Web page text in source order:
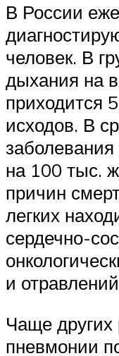
В России
человек. В
дыхания на
приходится
исходов. В
заболевания
на 100 тыс.
причин
легких
сердечно-
и
Чаще других
пневмонии